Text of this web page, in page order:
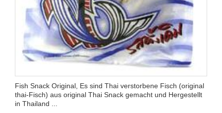
Fish Snack Original, Es sind Thai verstorbene Fisch (original
thai-Fisch) aus original Thai Snack gemacht und Hergestellt
in Thailand ...